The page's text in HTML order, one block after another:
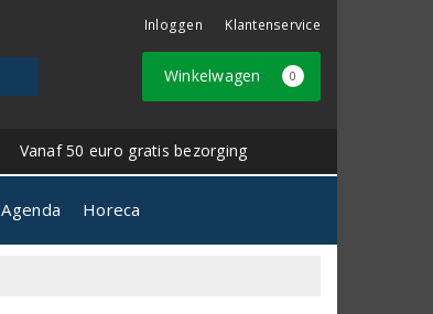
Inloggen Klantenservice
Winkelwagen 0
Vanaf 50 euro gratis bezorging
Agenda Horeca